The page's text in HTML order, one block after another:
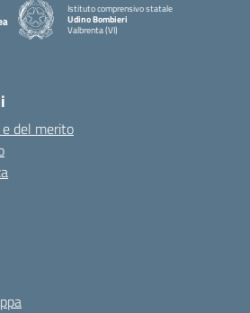
Istituto comprensivo statale
Udino Bombieri
Valbrenta (VI)
del merito